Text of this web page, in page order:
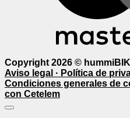
Copyright 2026 ©
Aviso legal · Política de
Condiciones generales de
con Cetelem